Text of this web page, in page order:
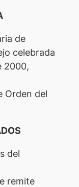
de
celebrada
2000,
Orden del
del
remite